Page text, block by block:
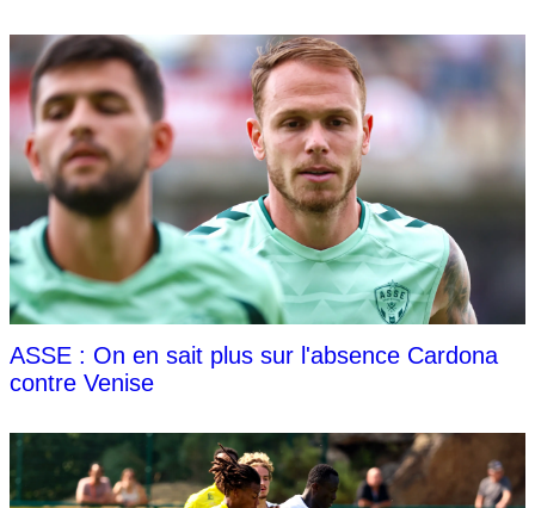
ASSE : On en sait plus sur l'absence Cardona
contre Venise